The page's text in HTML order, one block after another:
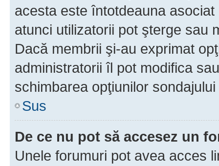
acesta este întotdeauna
atunci utilizatorii pot şterge sau
Dacă membrii şi-au exprimat
administratorii îl pot modifica
schimbarea opţiunilor
Sus
De ce nu pot să accesez un
Unele forumuri pot avea acces